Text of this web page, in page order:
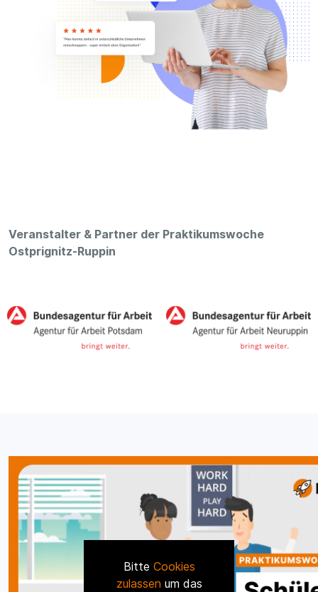
Veranstalter & Partner der Praktikumswoche
Ostprignitz-Ruppin
Bitte Cookies
zulassen um das